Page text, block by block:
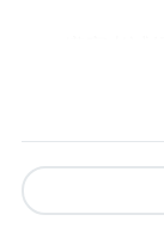
诚信守纪考
性统一考试，
违规处理办法
学校学生管